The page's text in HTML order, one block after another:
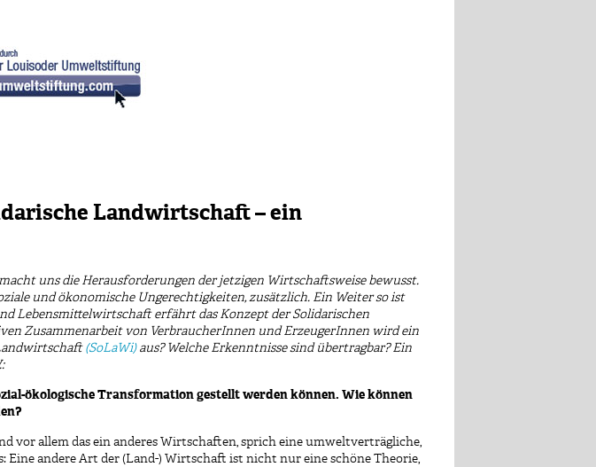
Landwirtschaft – ein
uns die Herausforderungen der jetzigen Wirtschaftsweise bewusst.
und ökonomische Ungerechtigkeiten, zusätzlich. Ein Weiter so ist
Lebensmittelwirtschaft erfährt das Konzept der Solidarischen
Zusammenarbeit von VerbraucherInnen und ErzeugerInnen wird ein
(SoLaWi) aus? Welche Erkenntnisse sind übertragbar? Ein
ökologische Transformation gestellt werden können. Wie können
vor allem das ein anderes Wirtschaften, sprich eine umweltverträgliche,
andere Art der (Land-) Wirtschaft ist nicht nur eine schöne Theorie,